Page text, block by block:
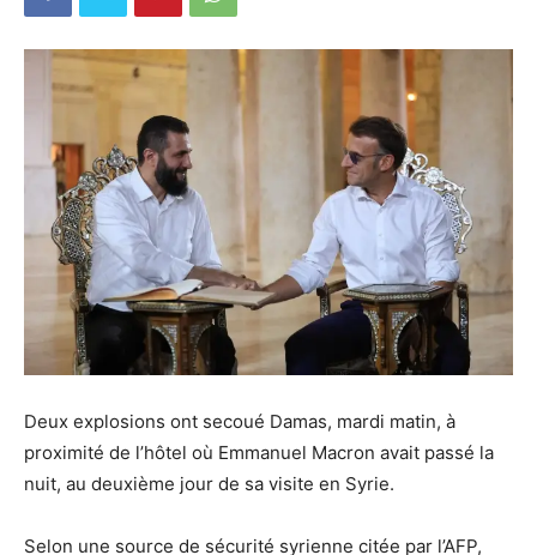
Deux explosions ont secoué Damas, mardi matin, à
proximité de l’hôtel où Emmanuel Macron avait passé la
nuit, au deuxième jour de sa visite en Syrie.
Selon une source de sécurité syrienne citée par l’AFP,